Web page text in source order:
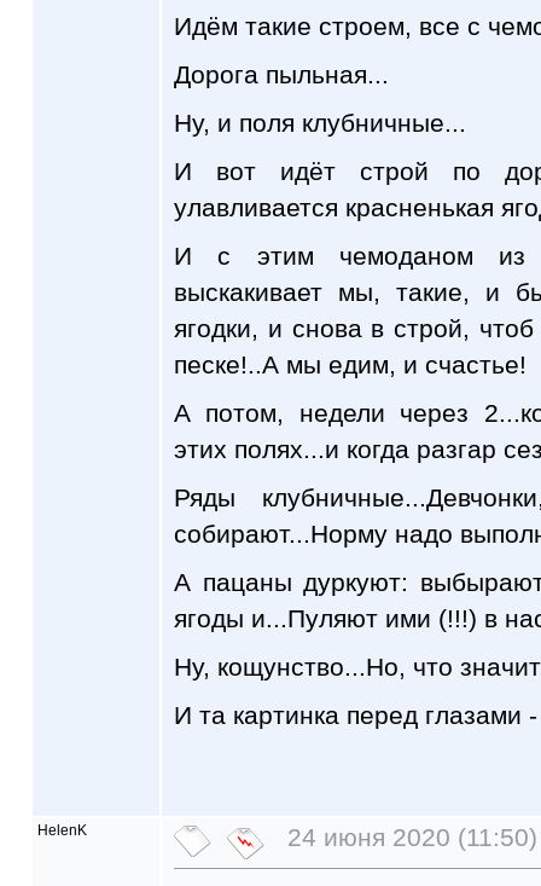
Идём такие строем, все с
Дорога пыльная...
Ну, и поля клубничные...
И вот идёт строй по
улавливается красненькая
И с этим чемоданом из
выскакивает мы, такие, и
ягодки, и снова в строй,
песке!..А мы едим, и счастье!
А потом, недели через
этих полях...и когда разгар
Ряды
собирают...Норму надо
А пацаны дуркуют:
ягоды и...Пуляют ими (!!!) в
Ну, кощунство...Но, что
И та картинка перед глазами
HelenK 24 июня 2020 (11:50)